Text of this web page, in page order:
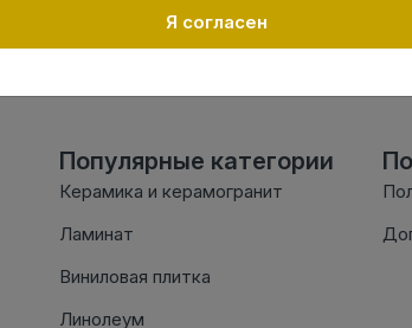
комплектации в
Популярные категории
Керамика и керамогранит
Ламинат
Виниловая плитка
Линолеум
Я согласен